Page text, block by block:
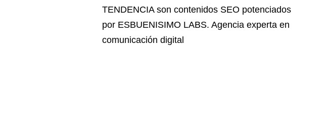
TENDENCIAson contenidos SEO potenciados
por ESBUENISIMO LABS. Agencia experta en
comunicación digital